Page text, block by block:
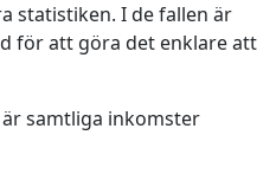
statistiken. I de fallen är
för att göra det enklare att
samtliga inkomster